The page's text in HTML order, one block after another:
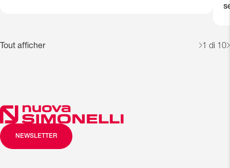
Tout afficher 1 di 10
NEWSLETTER